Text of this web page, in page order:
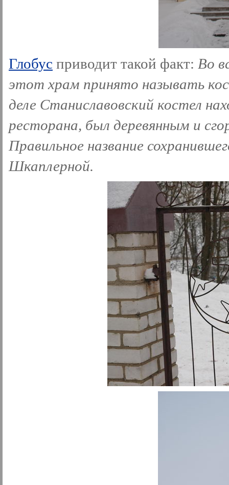
Глобус приводит такой факт: Во
этот храм принято называть
деле Станиславовский костел
ресторана, был деревянным и
Правильное название
Шкаплерной.